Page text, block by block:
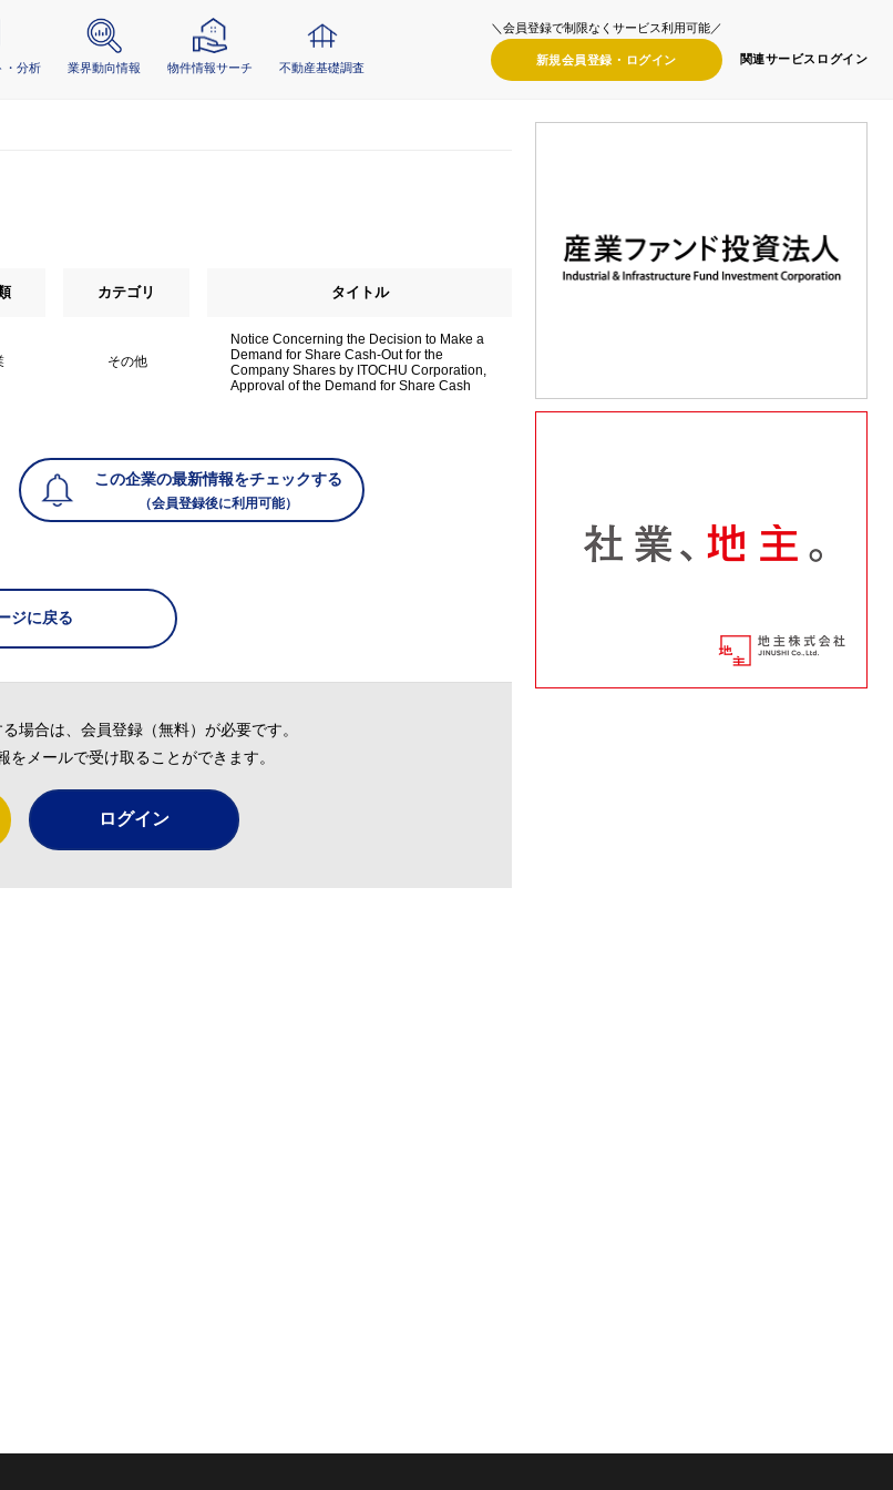
・分析 業界動向情報 物件情報サーチ 不動産基礎調査
＼会員登録で制限なくサービス利用可能／
新規会員登録・ ログイン 関連サービス ログイン
カテゴリ タイトル
その他
Notice Concerning the Decision to Make a
Demand for Share Cash-Out for the
Company Shares by ITOCHU Corporation,
Approval of the Demand for Share Cash
この企業の最新情報をチェックする
（会員登録後に利用可能）
ジに戻る
場合は、会員登録（無料）が必要です。
メールで受け取ることができます。
ログイン